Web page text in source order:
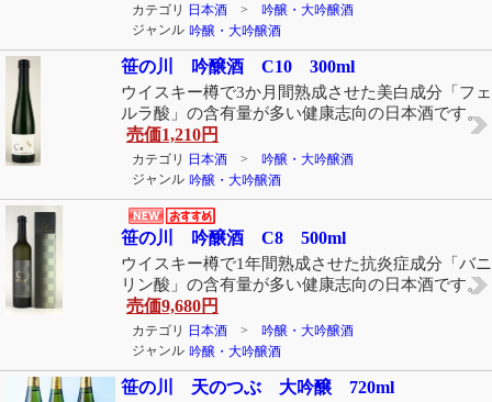
カテゴリ 日本酒 > 吟醸・大吟醸酒
ジャンル 吟醸・大吟醸酒
笹の川 吟醸酒 C10 300ml
ウイスキー樽で3か月間熟成させた美白成分「フェ
ルラ酸」の含有量が多い健康志向の日本酒です。
売価1,210円
カテゴリ 日本酒 > 吟醸・大吟醸酒
ジャンル 吟醸・大吟醸酒
笹の川 吟醸酒 C8 500ml
ウイスキー樽で1年間熟成させた抗炎症成分「バニ
リン酸」の含有量が多い健康志向の日本酒です。
売価9,680円
カテゴリ 日本酒 > 吟醸・大吟醸酒
ジャンル 吟醸・大吟醸酒
笹の川 天のつぶ 大吟醸 720ml